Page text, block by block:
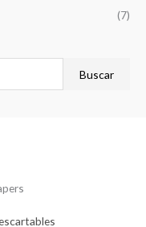
(7)
Buscar